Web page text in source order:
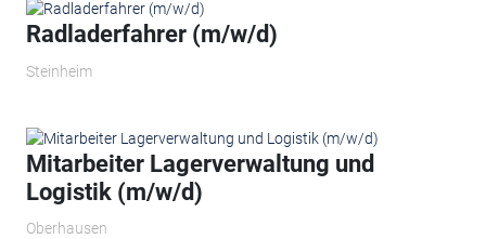
Radladerfahrer (m/w/d)
Steinheim
Mitarbeiter Lagerverwaltung und
Logistik (m/w/d)
Oberhausen